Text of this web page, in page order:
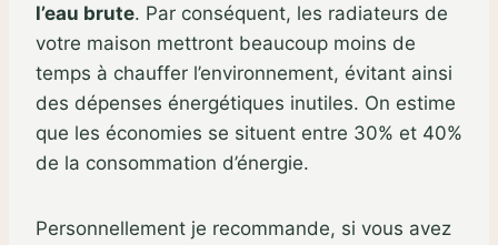
l’eau brute. Par conséquent, les radiateurs de
votre maison mettront beaucoup moins de
temps à chauffer l’environnement, évitant ainsi
des dépenses énergétiques inutiles. On estime
que les économies se situent entre 30% et 40%
de la consommation d’énergie.
Personnellement je recommande, si vous avez